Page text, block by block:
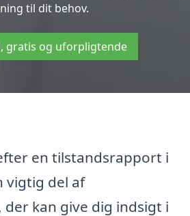
til dit behov.
gratis og uforpligtende
en tilstandsrapport i
vigtig del af
kan give dig indsigt i